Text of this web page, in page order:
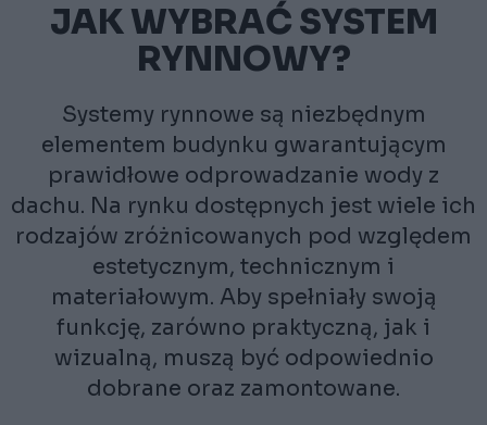
JAK WYBRAĆ SYSTEM
RYNNOWY?
Systemy rynnowe są niezbędnym
elementem budynku gwarantującym
prawidłowe odprowadzanie wody z
dachu. Na rynku dostępnych jest wiele ich
rodzajów zróżnicowanych pod względem
estetycznym, technicznym i
materiałowym. Aby spełniały swoją
funkcję, zarówno praktyczną, jak i
wizualną, muszą być odpowiednio
dobrane oraz zamontowane.